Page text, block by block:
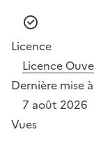
Licence
Licence
Dernière mise
7 août 2026
Vues